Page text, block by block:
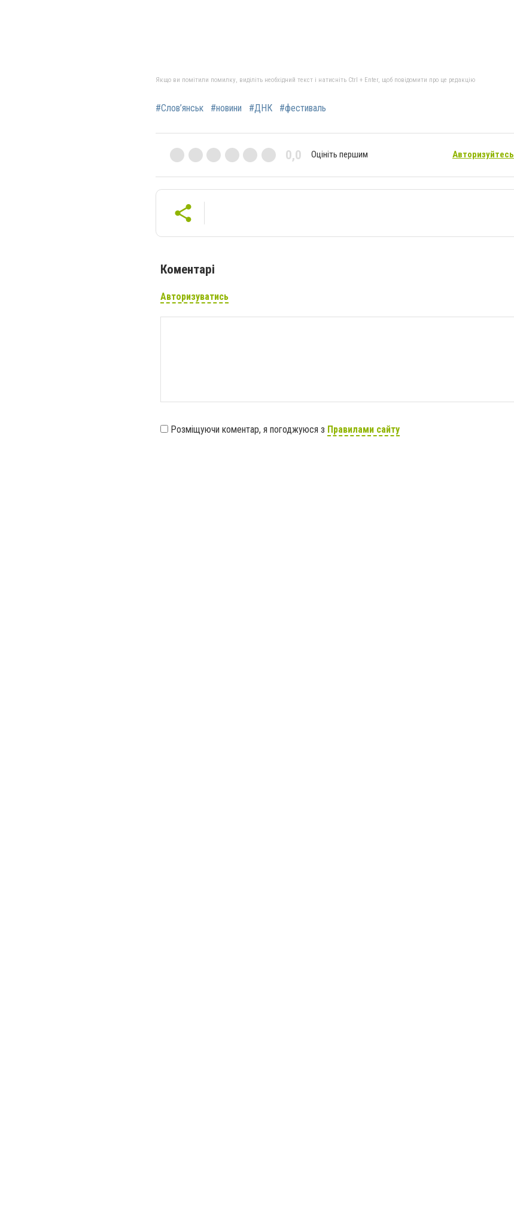
Якщо ви помітили помилку, виділіть необхідний текст і натисніть Ctrl + Enter, щоб повідомити про це редакцію
#Слов’янськ #новини #ДНК #фестиваль
0,0 Оцініть першим Авторизуйтесь
Коментарі
Авторизуватись
Розміщуючи коментар, я погоджуюся з Правилами сайту